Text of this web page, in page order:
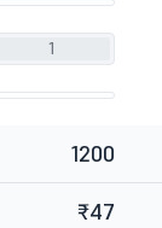
1200
₹47